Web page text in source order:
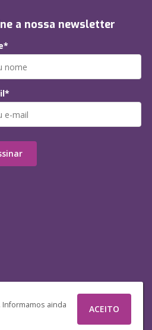
ainda
ACEITO
a nossa newsletter